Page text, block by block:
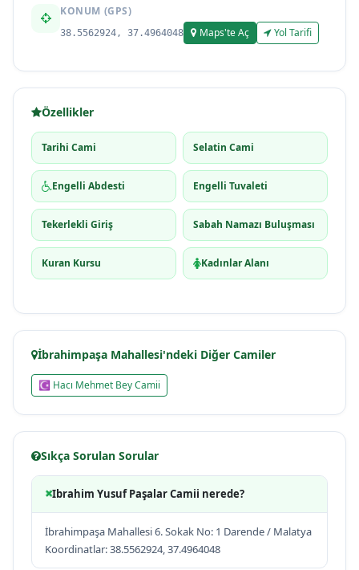
KONUM (GPS)
38.5562924, 37.4964048 Maps'te Aç Yol Tarifi
Özellikler
Tarihi Cami Selatin Cami
Engelli Abdesti Engelli Tuvaleti
Tekerlekli Giriş Sabah Namazı Buluşması
Kuran Kursu Kadınlar Alanı
İbrahimpaşa Mahallesi'ndeki Diğer Camiler
☪ Hacı Mehmet Bey Camii
Sıkça Sorulan Sorular
Ibrahim Yusuf Paşalar Camii nerede?
İbrahimpaşa Mahallesi 6. Sokak No: 1 Darende / Malatya
Koordinatlar: 38.5562924, 37.4964048